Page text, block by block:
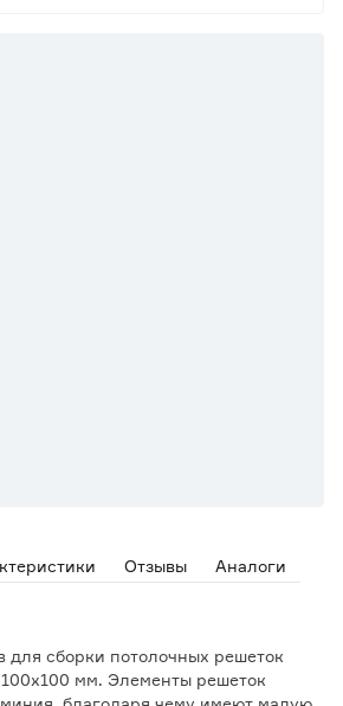
Отзывы Аналоги
для сборки потолочных решеток
100x100 мм. Элементы решеток